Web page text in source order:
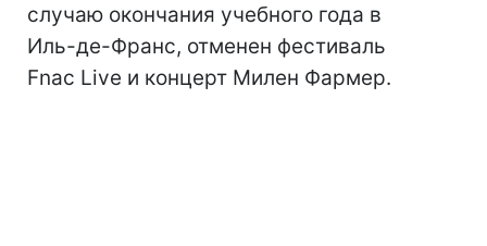
случаю окончания учебного года в
Иль-де-Франс, отменен фестиваль
Fnac Live и концерт Милен Фармер.